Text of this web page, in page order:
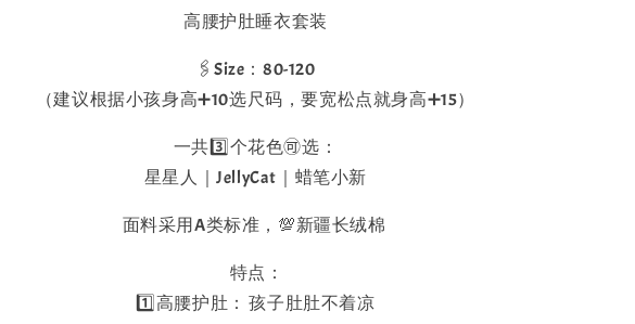
高腰护肚睡衣套装
🖇️Size：80-120
（建议根据小孩身高➕10选尺码，要宽松点就身高➕15）
一共3️⃣个花色🉑选：
星星人｜JellyCat｜蜡笔小新
面料采用A类标准，💯新疆长绒棉
特点：
1️⃣高腰护肚： 孩子肚肚不着凉